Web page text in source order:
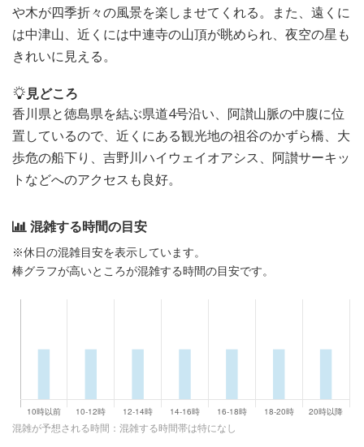
や木が四季折々の風景を楽しませてくれる。また、遠くに
は中津山、近くには中連寺の山頂が眺められ、夜空の星も
きれいに見える。
見どころ
香川県と徳島県を結ぶ県道4号沿い、阿讃山脈の中腹に位
置しているので、近くにある観光地の祖谷のかずら橋、大
歩危の船下り、吉野川ハイウェイオアシス、阿讃サーキッ
トなどへのアクセスも良好。
混雑する時間の目安
※休日の混雑目安を表示しています。
棒グラフが高いところが混雑する時間の目安です。
混雑が予想される時間：混雑する時間帯は特になし